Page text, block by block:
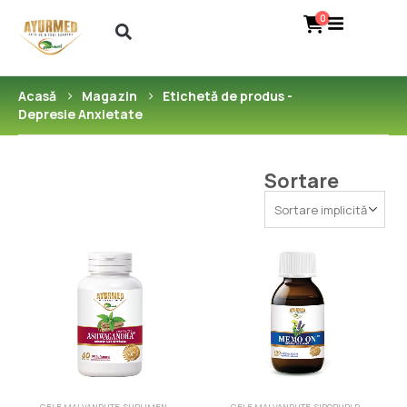
0
Acasă Magazin
Etichetă de produs -
Depresie Anxietate
Sortare